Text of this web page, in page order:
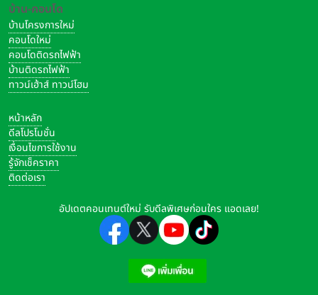
บ้าน-คอนโด
บ้านโครงการใหม่
คอนโดใหม่
คอนโดติดรถไฟฟ้า
บ้านติดรถไฟฟ้า
ทาวน์เฮ้าส์ ทาวน์โฮม
หน้าหลัก
ดีลโปรโมชั่น
เงื่อนไขการใช้งาน
รู้จักเช็คราคา
ติดต่อเรา
อัปเดตคอนเทนต์ใหม่ รับดีลพิเศษก่อนใคร แอดเลย!